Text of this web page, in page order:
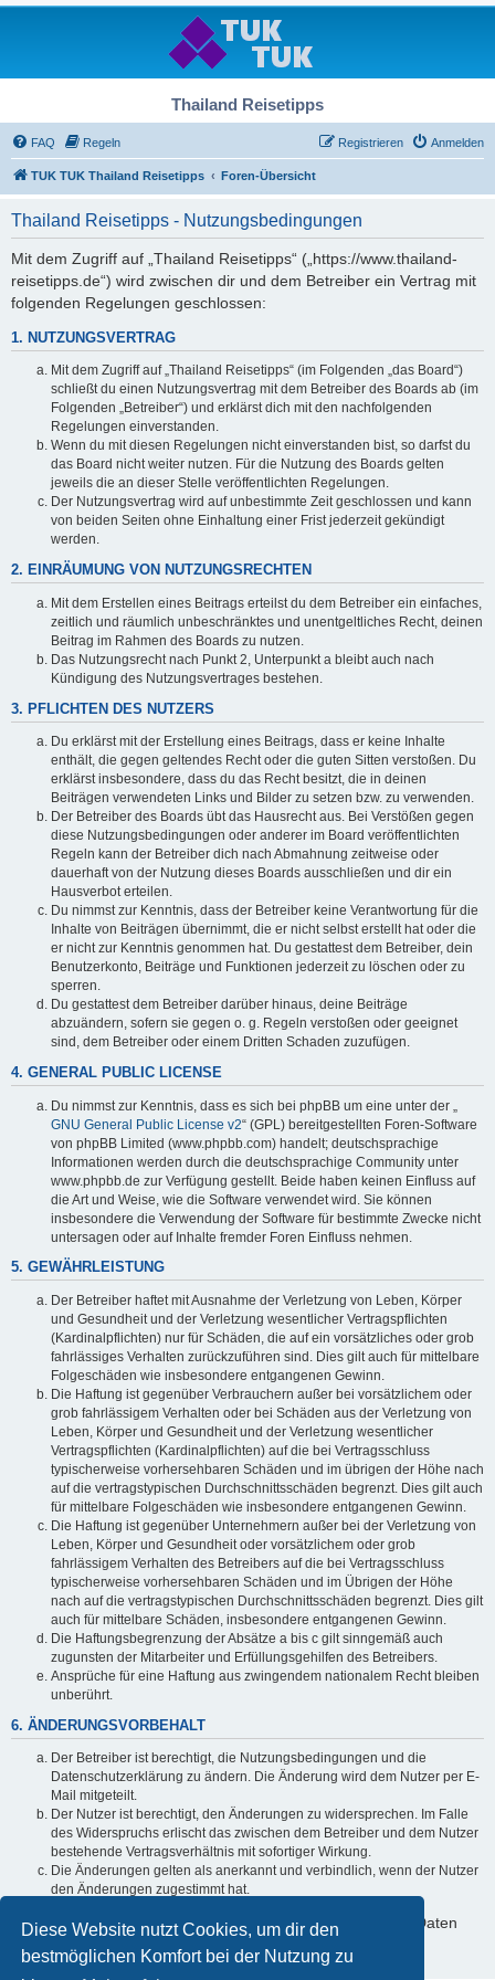
Diese Website nutzt Cookies, um dir den
bestmöglichen Komfort bei der Nutzung zu
Thailand Reisetipps
FAQ Regeln Anmelden
Registrieren
TUK TUK Thailand Reisetipps Foren-Übersicht
Thailand Reisetipps - Nutzungsbedingungen
Mit dem Zugriff auf „Thailand Reisetipps“ („https://www.thailand-
reisetipps.de“) wird zwischen dir und dem Betreiber ein Vertrag mit
folgenden Regelungen geschlossen:
1. NUTZUNGSVERTRAG
Mit dem Zugriff auf „Thailand Reisetipps“ (im Folgenden „das Board“)
schließt du einen Nutzungsvertrag mit dem Betreiber des Boards ab (im
Folgenden „Betreiber“) und erklärst dich mit den nachfolgenden
Regelungen einverstanden.
Wenn du mit diesen Regelungen nicht einverstanden bist, so darfst du
das Board nicht weiter nutzen. Für die Nutzung des Boards gelten
jeweils die an dieser Stelle veröffentlichten Regelungen.
Der Nutzungsvertrag wird auf unbestimmte Zeit geschlossen und kann
von beiden Seiten ohne Einhaltung einer Frist jederzeit gekündigt
werden.
2. EINRÄUMUNG VON NUTZUNGSRECHTEN
Mit dem Erstellen eines Beitrags erteilst du dem Betreiber ein einfaches,
zeitlich und räumlich unbeschränktes und unentgeltliches Recht, deinen
Beitrag im Rahmen des Boards zu nutzen.
Das Nutzungsrecht nach Punkt 2, Unterpunkt a bleibt auch nach
Kündigung des Nutzungsvertrages bestehen.
3. PFLICHTEN DES NUTZERS
Du erklärst mit der Erstellung eines Beitrags, dass er keine Inhalte
enthält, die gegen geltendes Recht oder die guten Sitten verstoßen. Du
erklärst insbesondere, dass du das Recht besitzt, die in deinen
Beiträgen verwendeten Links und Bilder zu setzen bzw. zu verwenden.
Der Betreiber des Boards übt das Hausrecht aus. Bei Verstößen gegen
diese Nutzungsbedingungen oder anderer im Board veröffentlichten
Regeln kann der Betreiber dich nach Abmahnung zeitweise oder
dauerhaft von der Nutzung dieses Boards ausschließen und dir ein
Hausverbot erteilen.
Du nimmst zur Kenntnis, dass der Betreiber keine Verantwortung für die
Inhalte von Beiträgen übernimmt, die er nicht selbst erstellt hat oder die
er nicht zur Kenntnis genommen hat. Du gestattest dem Betreiber, dein
Benutzerkonto, Beiträge und Funktionen jederzeit zu löschen oder zu
sperren.
Du gestattest dem Betreiber darüber hinaus, deine Beiträge
abzuändern, sofern sie gegen o. g. Regeln verstoßen oder geeignet
sind, dem Betreiber oder einem Dritten Schaden zuzufügen.
4. GENERAL PUBLIC LICENSE
Du nimmst zur Kenntnis, dass es sich bei phpBB um eine unter der „
GNU General Public License v2“ (GPL) bereitgestellten Foren-Software
von phpBB Limited (www.phpbb.com) handelt; deutschsprachige
Informationen werden durch die deutschsprachige Community unter
www.phpbb.de zur Verfügung gestellt. Beide haben keinen Einfluss auf
die Art und Weise, wie die Software verwendet wird. Sie können
insbesondere die Verwendung der Software für bestimmte Zwecke nicht
untersagen oder auf Inhalte fremder Foren Einfluss nehmen.
5. GEWÄHRLEISTUNG
Der Betreiber haftet mit Ausnahme der Verletzung von Leben, Körper
und Gesundheit und der Verletzung wesentlicher Vertragspflichten
(Kardinalpflichten) nur für Schäden, die auf ein vorsätzliches oder grob
fahrlässiges Verhalten zurückzuführen sind. Dies gilt auch für mittelbare
Folgeschäden wie insbesondere entgangenen Gewinn.
Die Haftung ist gegenüber Verbrauchern außer bei vorsätzlichem oder
grob fahrlässigem Verhalten oder bei Schäden aus der Verletzung von
Leben, Körper und Gesundheit und der Verletzung wesentlicher
Vertragspflichten (Kardinalpflichten) auf die bei Vertragsschluss
typischerweise vorhersehbaren Schäden und im übrigen der Höhe nach
auf die vertragstypischen Durchschnittsschäden begrenzt. Dies gilt auch
für mittelbare Folgeschäden wie insbesondere entgangenen Gewinn.
Die Haftung ist gegenüber Unternehmern außer bei der Verletzung von
Leben, Körper und Gesundheit oder vorsätzlichem oder grob
fahrlässigem Verhalten des Betreibers auf die bei Vertragsschluss
typischerweise vorhersehbaren Schäden und im Übrigen der Höhe
nach auf die vertragstypischen Durchschnittsschäden begrenzt. Dies gilt
auch für mittelbare Schäden, insbesondere entgangenen Gewinn.
Die Haftungsbegrenzung der Absätze a bis c gilt sinngemäß auch
zugunsten der Mitarbeiter und Erfüllungsgehilfen des Betreibers.
Ansprüche für eine Haftung aus zwingendem nationalem Recht bleiben
unberührt.
6. ÄNDERUNGSVORBEHALT
Der Betreiber ist berechtigt, die Nutzungsbedingungen und die
Datenschutzerklärung zu ändern. Die Änderung wird dem Nutzer per E-
Mail mitgeteilt.
Der Nutzer ist berechtigt, den Änderungen zu widersprechen. Im Falle
des Widerspruchs erlischt das zwischen dem Betreiber und dem Nutzer
bestehende Vertragsverhältnis mit sofortiger Wirkung.
Die Änderungen gelten als anerkannt und verbindlich, wenn der Nutzer
den Änderungen zugestimmt hat.
Informationen über den Umgang mit deinen persönlichen Daten
sind in der Datenschutzerklärung enthalten.